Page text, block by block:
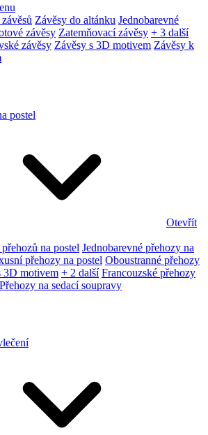
Závěsy do altánku Jednobarevné
závěsy Zatemňovací závěsy + 3 další
závěsy Závěsy s 3D motivem Závěsy k
postel
Otevřít
na postel Jednobarevné přehozy na
přehozy na postel Oboustranné přehozy
3D motivem + 2 další Francouzské přehozy
Přehozy na sedací soupravy